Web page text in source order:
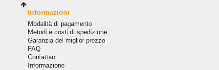
Informazioni
Modalità di pagamento
Metodi e costi di spedizione
Garanzia del miglior prezzo
FAQ
Сontattaci
Informazione